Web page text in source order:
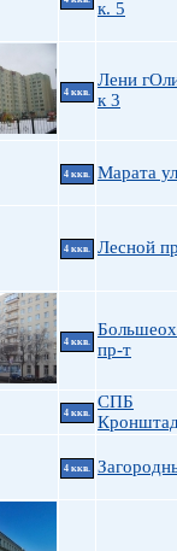
к. 5
4 ккв.
Лени
к 3
4 ккв. Марата
4 ккв. Лесной
4 ккв.
пр-т
4 ккв.
СПБ
4 ккв.